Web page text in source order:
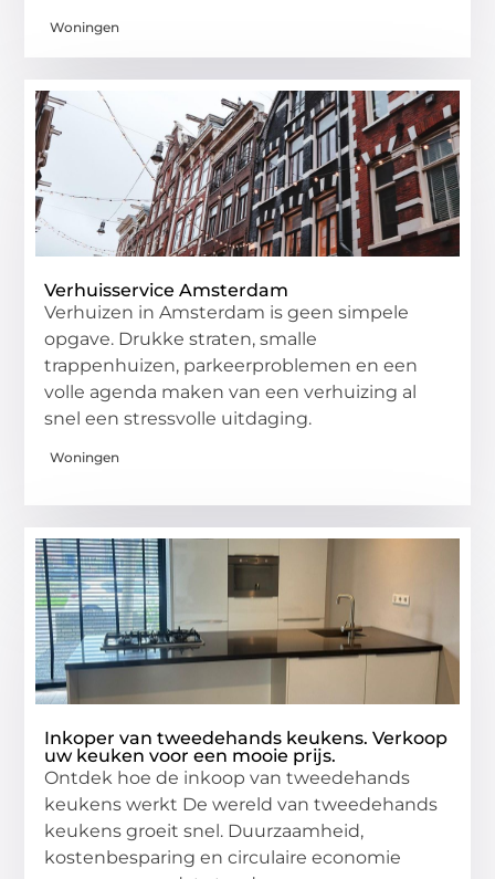
Woningen
Verhuisservice Amsterdam
Verhuizen in Amsterdam is geen simpele
opgave. Drukke straten, smalle
trappenhuizen, parkeerproblemen en een
volle agenda maken van een verhuizing al
snel een stressvolle uitdaging.
Woningen
Inkoper van tweedehands keukens. Verkoop
uw keuken voor een mooie prijs.
Ontdek hoe de inkoop van tweedehands
keukens werkt De wereld van tweedehands
keukens groeit snel. Duurzaamheid,
kostenbesparing en circulaire economie